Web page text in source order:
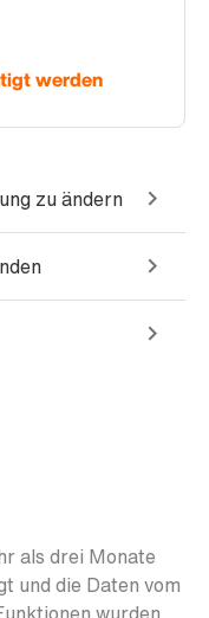
werden
zu ändern
als drei Monate
und die Daten vom